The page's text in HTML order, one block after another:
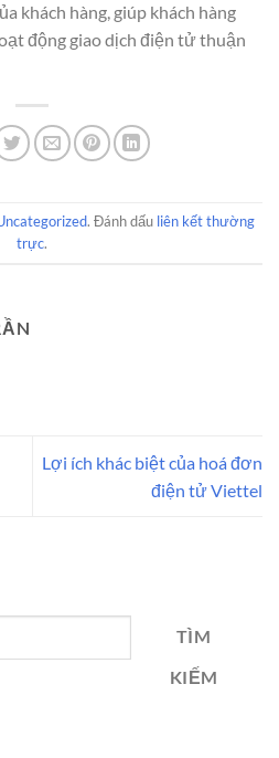
khách hàng, giúp khách hàng
động giao dịch điện tử thuận
. Đánh dấu liên kết thường
trực.
Lợi ích khác biệt của hoá đơn
điện tử Viettel
TÌM
KIẾM